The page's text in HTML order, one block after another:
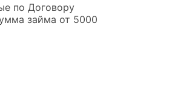
по Договору
займа от 5000